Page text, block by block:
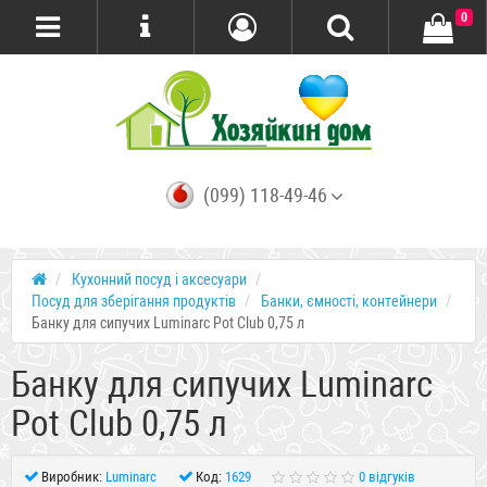
(099) 118-49-46
0
Кухонний посуд і аксесуари
Посуд для зберігання продуктів
Банки, ємності, контейнери
Банку для сипучих Luminarc Pot Club 0,75 л
Банку для сипучих Luminarc
Pot Club 0,75 л
Виробник: Luminarc Код: 1629 0 відгуків